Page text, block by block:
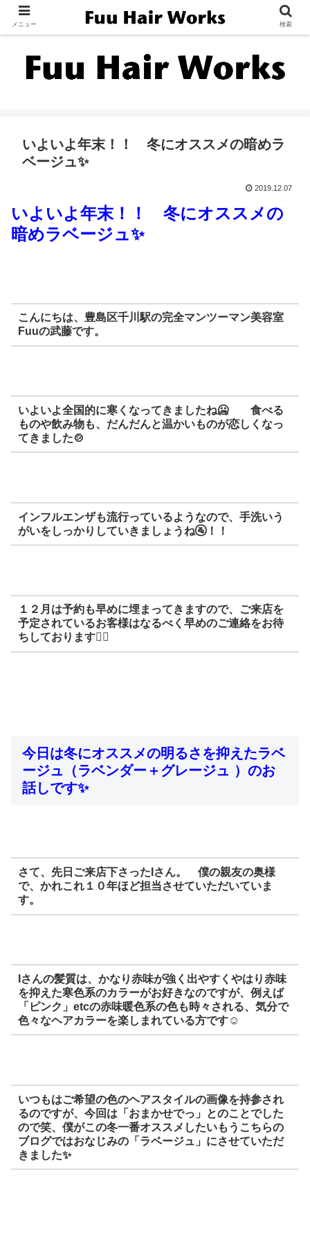
いよいよ年末！！ 冬にオススメの暗めラ
ベージュ✨
2019.12.07
いよいよ年末！！ 冬にオススメの
暗めラベージュ✨
こんにちは、豊島区千川駅の完全マンツーマン美容室
Fuuの武藤です。
いよいよ全国的に寒くなってきましたね🥶 食べる
ものや飲み物も、だんだんと温かいものが恋しくなっ
てきました🍲
インフルエンザも流行っているようなので、手洗いう
がいをしっかりしていきましょうね🚰！！
１２月は予約も早めに埋まってきますので、ご来店を
予定されているお客様はなるべく早めのご連絡をお待
ちしております🙇‍♂️
今日は冬にオススメの明るさを抑えたラベ
ージュ（ラベンダー＋グレージュ ）のお
話しです✨
さて、先日ご来店下さったIさん。 僕の親友の奥様
で、かれこれ１０年ほど担当させていただいていま
す。
Iさんの髪質は、かなり赤味が強く出やすくやはり赤味
を抑えた寒色系のカラーがお好きなのですが、例えば
「ピンク」etcの赤味暖色系の色も時々される、気分で
色々なヘアカラーを楽しまれている方です☺️
いつもはご希望の色のヘアスタイルの画像を持参され
るのですが、今回は「おまかせでっ」とのことでした
ので笑、僕がこの冬一番オススメしたいもうこちらの
ブログではおなじみの「ラベージュ」にさせていただ
きました✨
メニュー 検索